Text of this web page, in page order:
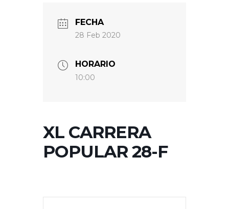
FECHA
28 Feb 2020
HORARIO
10:00
XL CARRERA
POPULAR 28-F